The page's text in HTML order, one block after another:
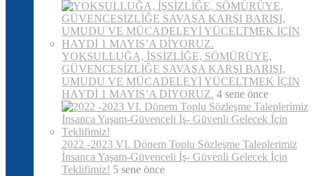
YOKSULLUĞA, İŞSİZLİĞE, SÖMÜRÜYE,
GÜVENCESİZLİĞE SAVAŞA KARŞI BARIŞI,
UMUDU VE MÜCADELEYİ YÜCELTMEK İÇİN
HAYDİ 1 MAYIS’A DİYORUZ. 4 sene önce
2022 -2023 VI. Dönem Toplu Sözleşme Taleplerimiz
İnsanca Yaşam-Güvenceli İş- Güvenli Gelecek İçin
Teklifimiz! 5 sene önce